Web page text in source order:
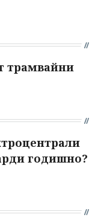
трамвайни
годишно?